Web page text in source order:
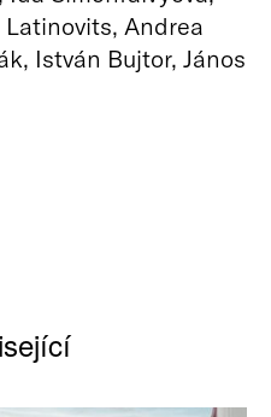
Andrea
István Bujtor, János